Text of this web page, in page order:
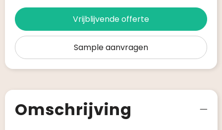
Vrijblijvende offerte
Sample aanvragen
Omschrijving